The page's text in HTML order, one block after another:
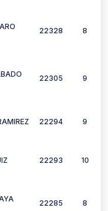
22328 8
22305 9
22294 9
22293 10
22285 8